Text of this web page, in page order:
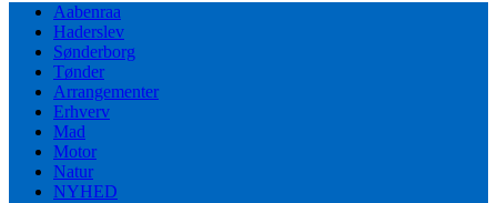
Aabenraa
Haderslev
Sønderborg
Tønder
Arrangementer
Erhverv
Mad
Motor
Natur
NYHED